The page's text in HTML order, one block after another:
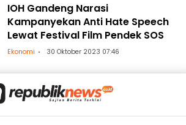
IOH Gandeng Narasi
Kampanyekan Anti Hate Speech
Lewat Festival Film Pendek SOS
Ekonomi 30 Oktober 2023 07:46